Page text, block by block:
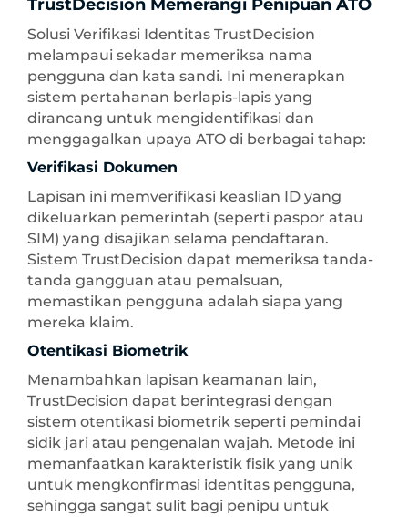
TrustDecision Memerangi Penipuan ATO
Solusi Verifikasi Identitas TrustDecision
melampaui sekadar memeriksa nama
pengguna dan kata sandi. Ini menerapkan
sistem pertahanan berlapis-lapis yang
dirancang untuk mengidentifikasi dan
menggagalkan upaya ATO di berbagai tahap:
Verifikasi Dokumen
Lapisan ini memverifikasi keaslian ID yang
dikeluarkan pemerintah (seperti paspor atau
SIM) yang disajikan selama pendaftaran.
Sistem TrustDecision dapat memeriksa tanda-
tanda gangguan atau pemalsuan,
memastikan pengguna adalah siapa yang
mereka klaim.
Otentikasi Biometrik
Menambahkan lapisan keamanan lain,
TrustDecision dapat berintegrasi dengan
sistem otentikasi biometrik seperti pemindai
sidik jari atau pengenalan wajah. Metode ini
memanfaatkan karakteristik fisik yang unik
untuk mengkonfirmasi identitas pengguna,
sehingga sangat sulit bagi penipu untuk